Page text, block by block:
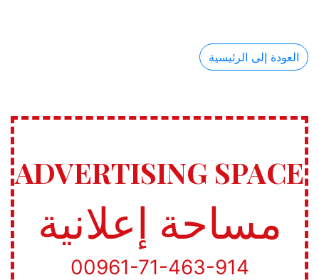
العودة إلى الرئيسية
ADVERTISING SPACE
مساحة إعلانية
00961-71-463-914